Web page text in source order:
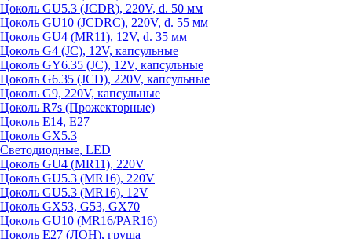
Цоколь GU5.3 (JCDR), 220V, d. 50 мм
Цоколь GU10 (JCDRC), 220V, d. 55 мм
Цоколь GU4 (MR11), 12V, d. 35 мм
Цоколь G4 (JC), 12V, капсульные
Цоколь GY6.35 (JC), 12V, капсульные
Цоколь G6.35 (JCD), 220V, капсульные
Цоколь G9, 220V, капсульные
Цоколь R7s (Прожекторные)
Цоколь E14, E27
Цоколь GX5.3
Светодиодные, LED
Цоколь GU4 (MR11), 220V
Цоколь GU5.3 (MR16), 220V
Цоколь GU5.3 (MR16), 12V
Цоколь GX53, G53, GX70
Цоколь GU10 (MR16/PAR16)
Цоколь Е27 (ЛОН), груша